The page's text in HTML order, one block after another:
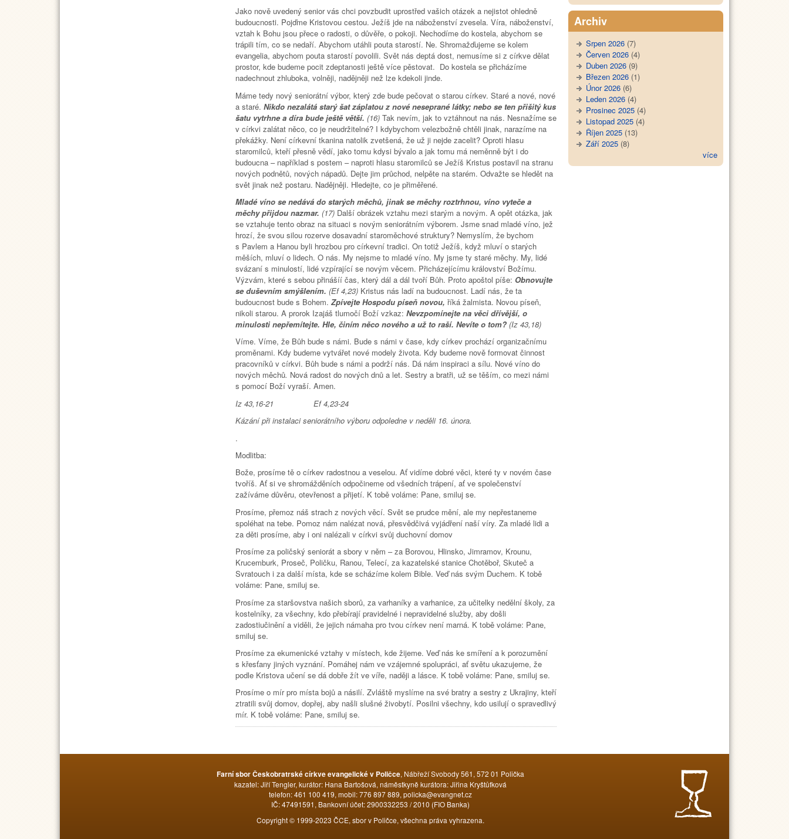
Jako nově uvedený senior vás chci povzbudit uprostřed vašich otázek a nejistot ohledně
budoucnosti. Pojďme Kristovou cestou. Ježíš jde na náboženství zvesela. Víra, náboženství,
vztah k Bohu jsou přece o radosti, o důvěře, o pokoji. Nechodíme do kostela, abychom se
trápili tím, co se nedaří. Abychom utáhli pouta starostí. Ne. Shromažďujeme se kolem
evangelia, abychom pouta starostí povolili. Svět nás deptá dost, nemusíme si z církve dělat
prostor, kde budeme pocit zdeptanosti ještě více pěstovat. Do kostela se přicházíme
nadechnout zhluboka, volněji, nadějněji než lze kdekoli jinde.
Máme tedy nový seniorátní výbor, který zde bude pečovat o starou církev. Staré a nové, nové
a staré. Nikdo nezalátá starý šat záplatou z nové neseprané látky; nebo se ten přišitý kus
šatu vytrhne a díra bude ještě větší. (16) Tak nevím, jak to vztáhnout na nás. Nesnažíme se
v církvi zalátat něco, co je neudržitelné? I kdybychom velezbožně chtěli jinak, narazíme na
překážky. Není církevní tkanina natolik zvetšená, že už ji nejde zacelit? Oproti hlasu
staromilců, kteří přesně vědí, jako tomu kdysi bývalo a jak tomu má neměnně být i do
budoucna – například s postem – naproti hlasu staromilců se Ježíš Kristus postavil na stranu
nových podnětů, nových nápadů. Dejte jim průchod, nelpěte na starém. Odvažte se hledět na
svět jinak než postaru. Nadějněji. Hledejte, co je přiměřené.
Mladé víno se nedává do starých měchů, jinak se měchy roztrhnou, víno vyteče a
měchy přijdou nazmar. (17)Další obrázek vztahu mezi starým a novým. A opět otázka, jak
se vztahuje tento obraz na situaci s novým seniorátním výborem. Jsme snad mladé víno, jež
hrozí, že svou silou rozerve dosavadní staroměchové struktury? Nemyslím, že bychom
s Pavlem a Hanou byli hrozbou pro církevní tradici. On totiž Ježíš, když mluví o starých
měších, mluví o lidech. O nás. My nejsme to mladé víno. My jsme ty staré měchy. My, lidé
svázaní s minulostí, lidé vzpírající se novým věcem. Přicházejícímu království Božímu.
Výzvám, které s sebou přinášíí čas, který dál a dál tvoří Bůh. Proto apoštol píše: Obnovujte
se duševním smýšlením. (Ef 4,23)Kristus nás ladí na budoucnost. Ladí nás, že ta
budoucnost bude s Bohem. Zpívejte Hospodu píseň novou, říká žalmista. Novou píseň,
nikoli starou. A prorok Izajáš tlumočí Boží vzkaz: Nevzpomínejte na věci dřívější, o
minulosti nepřemítejte. Hle, činím něco nového a už to raší. Nevíte o tom?(Iz 43,18)
Víme. Víme, že Bůh bude s námi. Bude s námi v čase, kdy církev prochází organizačnímu
proměnami. Kdy budeme vytvářet nové modely života. Kdy budeme nově formovat činnost
pracovníků v církvi. Bůh bude s námi a podrží nás. Dá nám inspiraci a sílu. Nové víno do
nových měchů. Nová radost do nových dnů a let. Sestry a bratři, už se těším, co mezi námi
s pomocí Boží vyraší. Amen.
Iz 43,16-21 Ef 4,23-24
Kázání při instalaci seniorátního výboru odpoledne v neděli 16. února.
.
Modlitba:
Bože, prosíme tě o církev radostnou a veselou. Ať vidíme dobré věci, které ty v novém čase
tvoříš. Ať si ve shromážděních odpočineme od všedních trápení, ať ve společenství
zažíváme důvěru, otevřenost a přijetí. K tobě voláme: Pane, smiluj se.
Prosíme, přemoz náš strach z nových věcí. Svět se prudce mění, ale my nepřestaneme
spoléhat na tebe. Pomoz nám nalézat nová, přesvědčivá vyjádření naší víry. Za mladé lidi a
za děti prosíme, aby i oni nalézali v církvi svůj duchovní domov
Prosíme za poličský seniorát a sbory v něm – za Borovou, Hlinsko, Jimramov, Krounu,
Krucemburk, Proseč, Poličku, Ranou, Telecí, za kazatelské stanice Chotěboř, Skuteč a
Svratouch i za další místa, kde se scházíme kolem Bible. Veď nás svým Duchem. K tobě
voláme: Pane, smiluj se.
Prosíme za staršovstva našich sborů, za varhaníky a varhanice, za učitelky nedělní školy, za
kostelníky, za všechny, kdo přebírají pravidelné i nepravidelné služby, aby došli
zadostiučinění a viděli, že jejich námaha pro tvou církev není marná. K tobě voláme: Pane,
smiluj se.
Prosíme za ekumenické vztahy v místech, kde žijeme. Veď nás ke smíření a k porozumění
s křesťany jiných vyznání. Pomáhej nám ve vzájemné spolupráci, ať světu ukazujeme, že
podle Kristova učení se dá dobře žít ve víře, naději a lásce. K tobě voláme: Pane, smiluj se.
Prosíme o mír pro místa bojů a násilí. Zvláště myslíme na své bratry a sestry z Ukrajiny, kteří
ztratili svůj domov, dopřej, aby našli slušné živobytí. Posilni všechny, kdo usilují o spravedlivý
mír. K tobě voláme: Pane, smiluj se.
Archiv
Srpen 2026 (7)
Červen 2026 (4)
Duben 2026 (9)
Březen 2026 (1)
Únor 2026 (6)
Leden 2026 (4)
Prosinec 2025 (4)
Listopad 2025 (4)
Říjen 2025 (13)
Září 2025 (8)
více
Farní sbor Českobratrské církve evangelické v Poličce, Nábřeží Svobody 561, 572 01 Polička
kazatel: Jiří Tengler, kurátor: Hana Bartošová, náměstkyně kurátora: Jiřina Kryštůfková
telefon: 461 100 419, mobil: 776 897 889, policka@evangnet.cz
IČ: 47491591, Bankovní účet: 2900332253 / 2010 (FIO Banka)
Copyright © 1999-2023 ČCE, sbor v Poličce, všechna práva vyhrazena.